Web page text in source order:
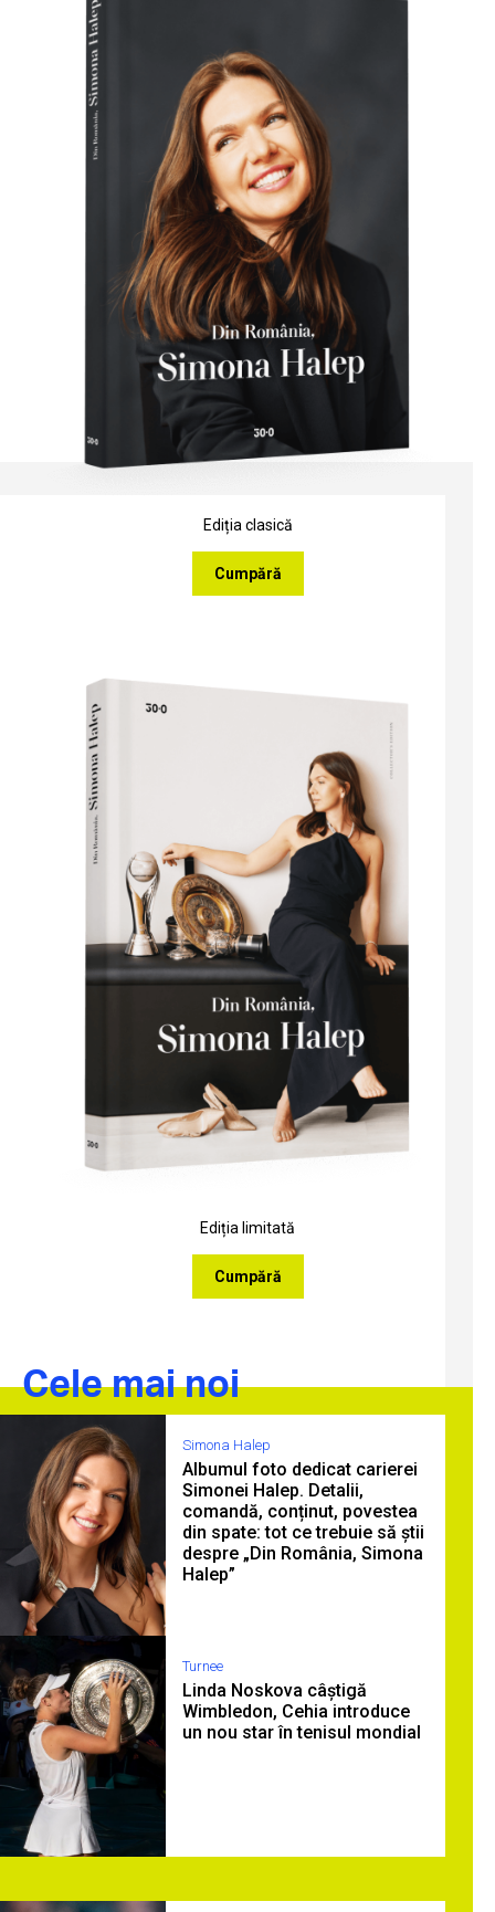
Ediția clasică
Cumpără
Ediția limitată
Cumpără
Cele mai noi
Simona Halep
Albumul foto dedicat carierei
Simonei Halep. Detalii,
comandă, conținut, povestea
din spate: tot ce trebuie să știi
despre „Din România, Simona
Halep”
Turnee
Linda Noskova câștigă
Wimbledon, Cehia introduce
un nou star în tenisul mondial